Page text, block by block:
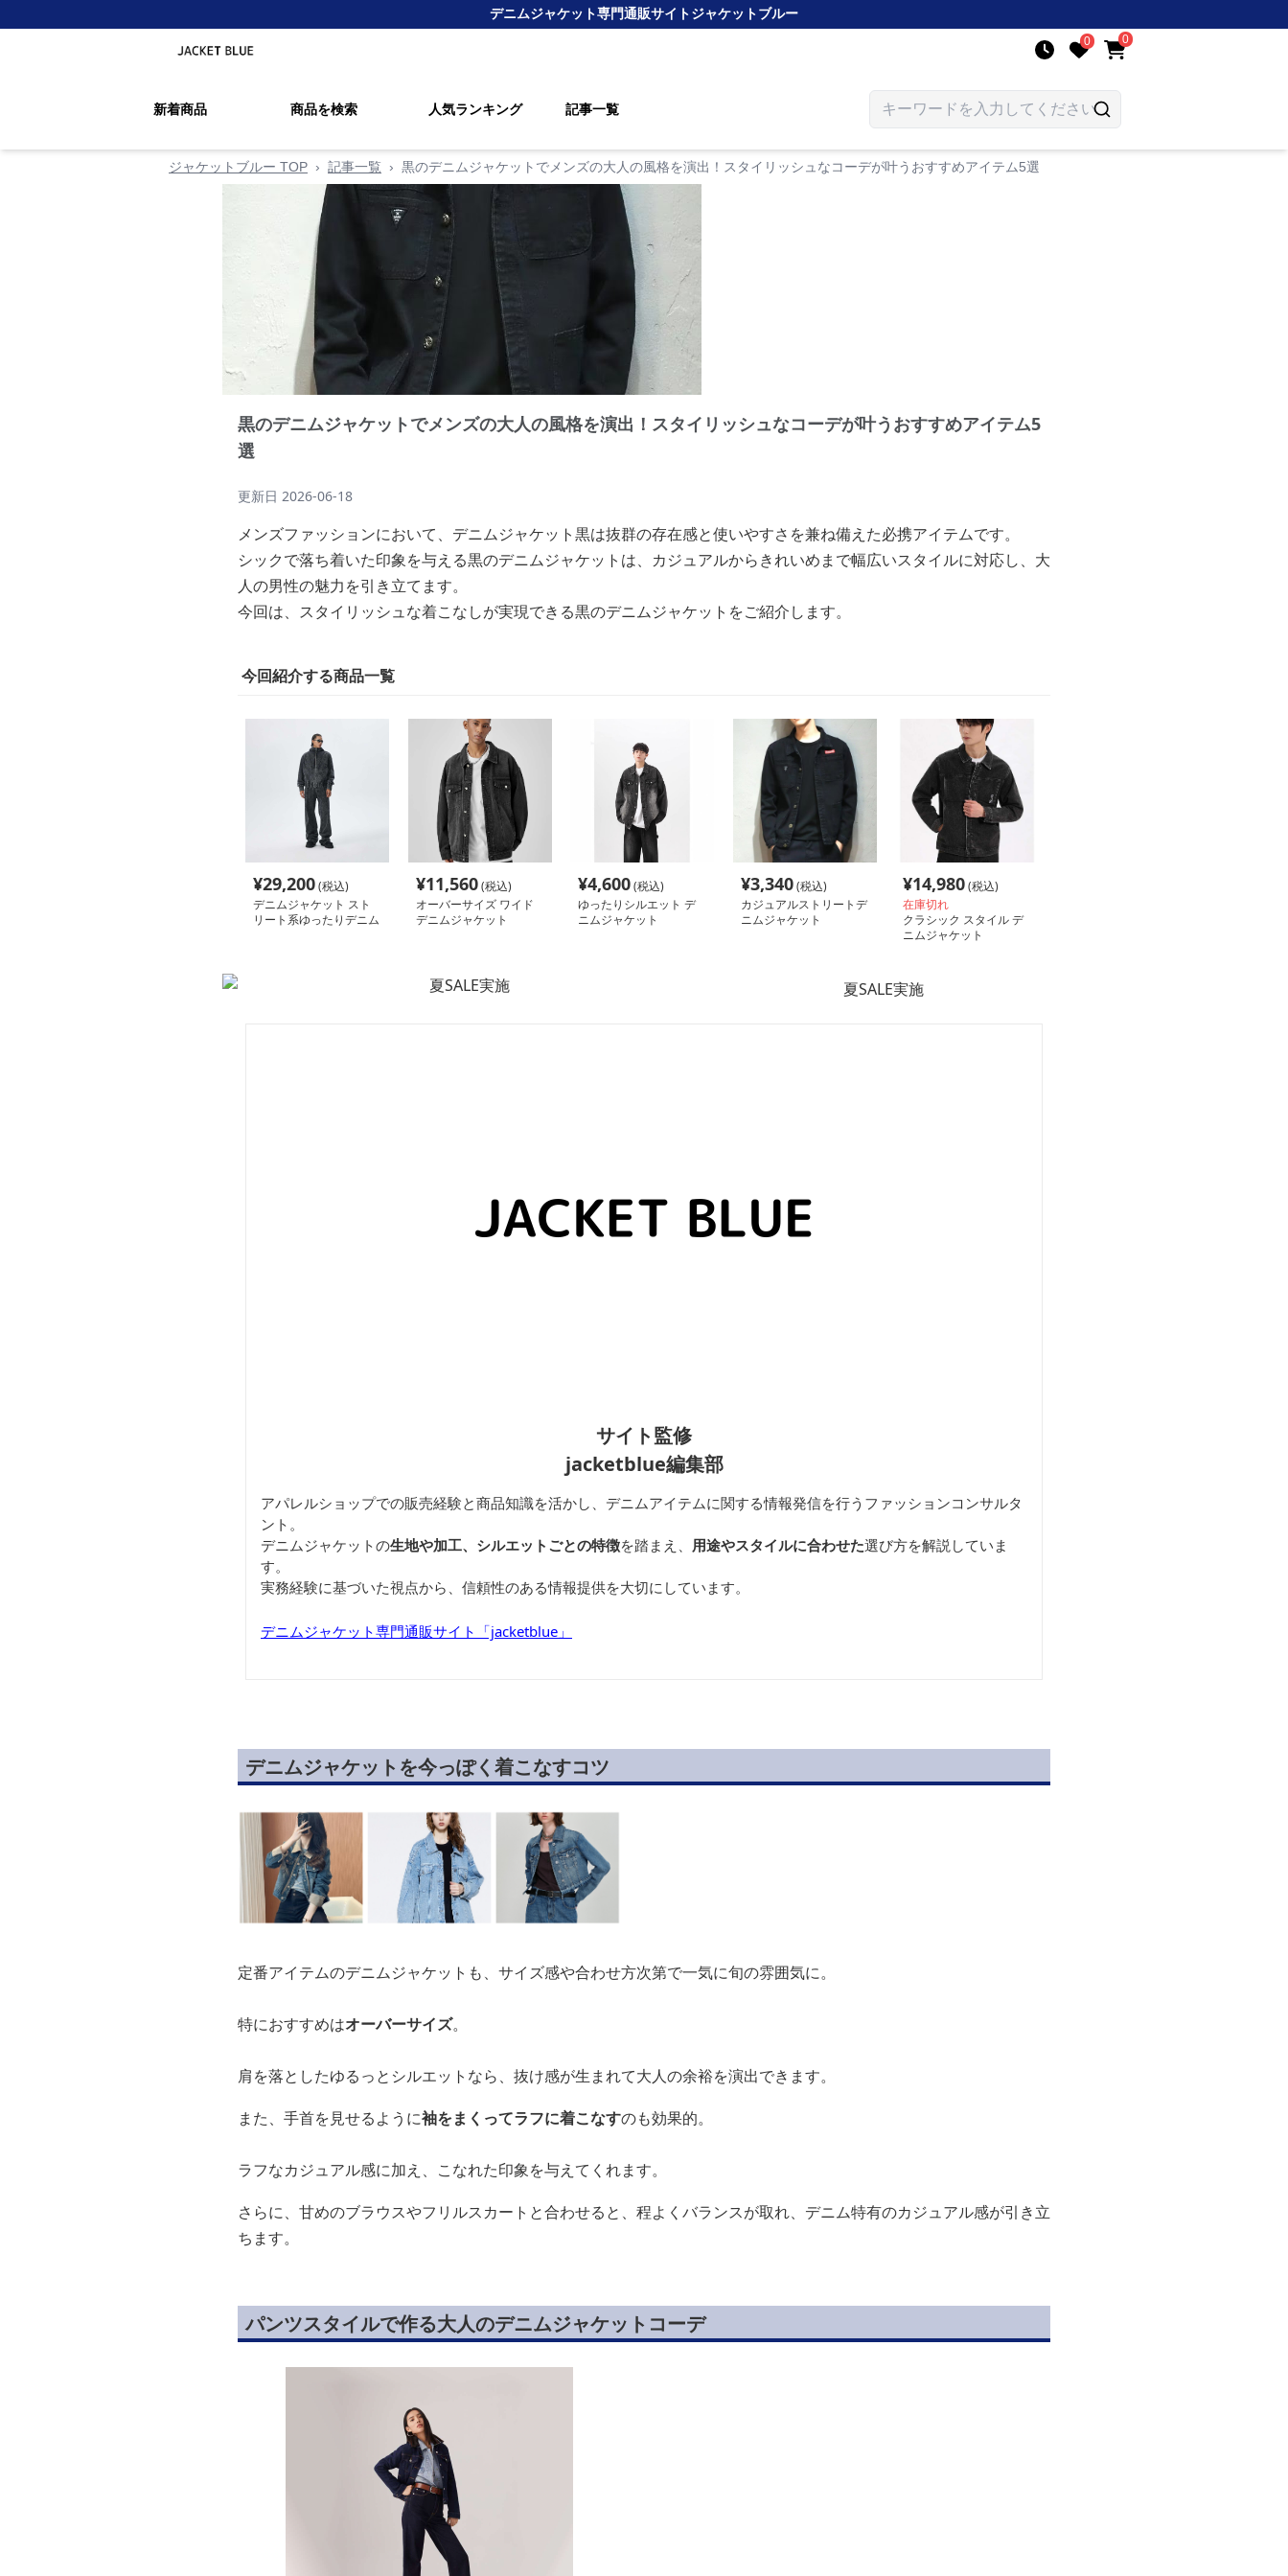
デニムジャケット専門通販サイトジャケットブルー
0 0
新着商品 商品を検索 人気ランキング 記事一覧
ジャケットブルー TOP › 記事一覧 › 黒のデニムジャケットでメンズの大人の風格を演出！スタイリッシュなコーデが叶うおすすめアイテム5選
黒のデニムジャケットでメンズの大人の風格を演出！スタイリッシュなコーデが叶うおすすめアイテム5
選
更新日 2026-06-18
メンズファッションにおいて、デニムジャケット黒は抜群の存在感と使いやすさを兼ね備えた必携アイテムです。
シックで落ち着いた印象を与える黒のデニムジャケットは、カジュアルからきれいめまで幅広いスタイルに対応し、大
人の男性の魅力を引き立てます。
今回は、スタイリッシュな着こなしが実現できる黒のデニムジャケットをご紹介します。
今回紹介する商品一覧
¥29,200(税込)
デニムジャケット スト
リート系ゆったりデニム
¥11,560(税込)
オーバーサイズ ワイド
デニムジャケット
¥4,600(税込)
ゆったりシルエット デ
ニムジャケット
¥3,340(税込)
カジュアルストリートデ
ニムジャケット
¥14,980(税込)
在庫切れ
クラシック スタイル デ
ニムジャケット
夏SALE実施
サイト監修
jacketblue編集部
アパレルショップでの販売経験と商品知識を活かし、デニムアイテムに関する情報発信を行うファッションコンサルタ
ント。
デニムジャケットの生地や加工、シルエットごとの特徴を踏まえ、 用途やスタイルに合わせた選び方を解説していま
す。
実務経験に基づいた視点から、信頼性のある情報提供を大切にしています。
デニムジャケット専門通販サイト「jacketblue」
デニムジャケットを今っぽく着こなすコツ
定番アイテムのデニムジャケットも、サイズ感や合わせ方次第で一気に旬の雰囲気に。
特におすすめはオーバーサイズ。
肩を落としたゆるっとシルエットなら、抜け感が生まれて大人の余裕を演出できます。
また、手首を見せるように袖をまくってラフに着こなすのも効果的。
ラフなカジュアル感に加え、こなれた印象を与えてくれます。
さらに、甘めのブラウスやフリルスカートと合わせると、程よくバランスが取れ、デニム特有のカジュアル感が引き立
ちます。
パンツスタイルで作る大人のデニムジャケットコーデ